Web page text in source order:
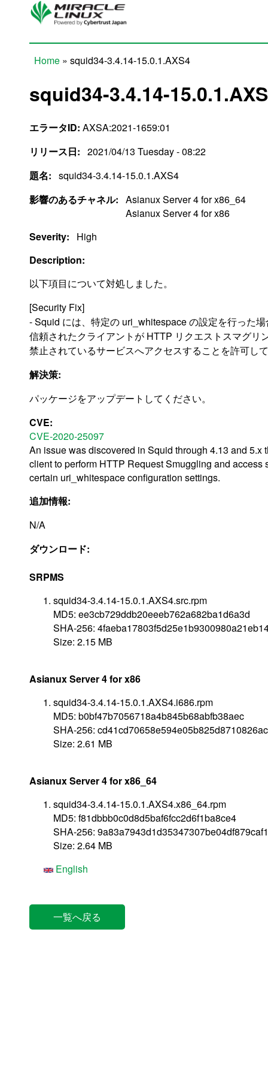
Skip to main content
Home » squid34-3.4.14-15.0.1.AXS4
squid34-3.4.14-
エラータID: AXSA:2021-1659:01
リリース日: 2021/04/13 Tuesday - 08:22
題名: squid34-3.4.14-15.0.1.AXS4
影響のあるチャネル: Asianux Server 4 for x86_64
Asianux Server 4 for x86
Severity:
High
Description:
以下項目について対処しました。
[Security Fix]
- Squid には、特定の uri_whitespace の設定を行った
信頼されたクライアントが HTTP リクエストスマグリ
禁止されているサービスへアクセスすることを許可し
解決策:
パッケージをアップデートしてください。
CVE:
CVE-2020-25097
An issue was discovered in Squid through 4.13 and
client to perform HTTP Request Smuggling and
certain uri_whitespace configuration settings.
追加情報:
N/A
ダウンロード:
SRPMS
squid34-3.4.14-15.0.1.AXS4.src.rpm
MD5: ee3cb729ddb20eeeb762a682ba1d6a3d
SHA-256:
Size: 2.15 MB
Asianux Server 4 for x86
squid34-3.4.14-15.0.1.AXS4.i686.rpm
MD5: b0bf47b7056718a4b845b68abfb38aec
SHA-256:
Size: 2.61 MB
Asianux Server 4 for x86_64
squid34-3.4.14-15.0.1.AXS4.x86_64.rpm
MD5: f81dbbb0c0d8d5baf6fcc2d6f1ba8ce4
SHA-256:
Size: 2.64 MB
English
一覧へ戻る